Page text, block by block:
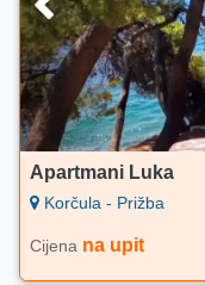
Apartmani Luka
Korčula - Prižba
Cijena na upit